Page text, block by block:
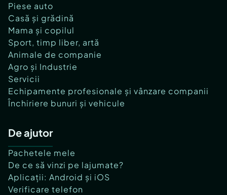
Piese auto
Casă și grădină
Mama și copilul
Sport, timp liber, artă
Animale de companie
Agro și Industrie
Servicii
Echipamente profesionale și vânzare companii
Închiriere bunuri și vehicule
De ajutor
Pachetele mele
De ce să vinzi pe lajumate?
Aplicații: Android și iOS
Verificare telefon